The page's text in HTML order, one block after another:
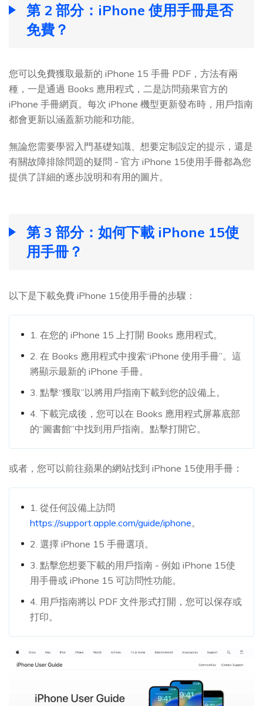
第 2 部分：iPhone 使用手冊是否
免費？
您可以免費獲取最新的 iPhone 15 手冊 PDF，方法有兩
種，一是通過 Books 應用程式，二是訪問蘋果官方的
iPhone 手冊網頁。每次 iPhone 機型更新發布時，用戶指南
都會更新以涵蓋新功能和功能。
無論您需要學習入門基礎知識、想要定制設定的提示，還是
有關故障排除問題的疑問 - 官方 iPhone 15使用手冊都為您
提供了詳細的逐步說明和有用的圖片。
第 3 部分：如何下載 iPhone 15使
用手冊？
以下是下載免費 iPhone 15使用手冊的步驟：
1. 在您的 iPhone 15 上打開 Books 應用程式。
2. 在 Books 應用程式中搜索“iPhone 使用手冊”。這
將顯示最新的 iPhone 手冊。
3. 點擊“獲取”以將用戶指南下載到您的設備上。
4. 下載完成後，您可以在 Books 應用程式屏幕底部
的“圖書館”中找到用戶指南。點擊打開它。
或者，您可以前往蘋果的網站找到 iPhone 15使用手冊：
1. 從任何設備上訪問
https://support.apple.com/guide/iphone。
2. 選擇 iPhone 15 手冊選項。
3. 點擊您想要下載的用戶指南 - 例如 iPhone 15使
用手冊或 iPhone 15 可訪問性功能。
4. 用戶指南將以 PDF 文件形式打開，您可以保存或
打印。